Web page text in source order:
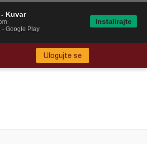
Ulogujte se
Kuvar
- Google Play
Instalirajte